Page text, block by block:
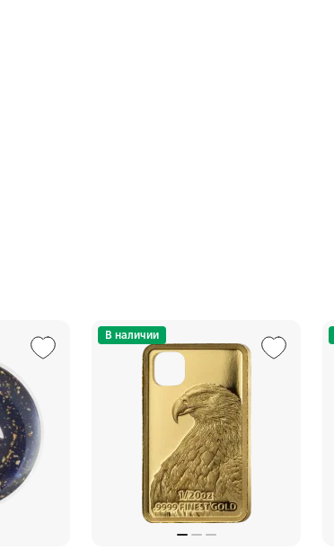
В наличии